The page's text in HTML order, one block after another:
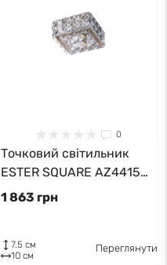
0
Точковий світильник
ESTER SQUARE AZ4415
Azzardo
1 863 грн
7.5 см
10 см
Переглянути